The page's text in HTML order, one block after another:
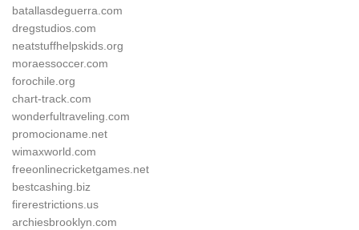
batallasdeguerra.com
dregstudios.com
neatstuffhelpskids.org
moraessoccer.com
forochile.org
chart-track.com
wonderfultraveling.com
promocioname.net
wimaxworld.com
freeonlinecricketgames.net
bestcashing.biz
firerestrictions.us
archiesbrooklyn.com